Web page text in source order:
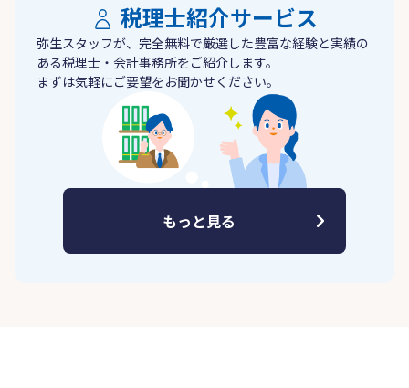
税理士紹介サービス
弥生スタッフが、完全無料で厳選した豊富な経験と実績の
ある税理士・会計事務所をご紹介します。
まずは気軽にご要望をお聞かせください。
もっと見る